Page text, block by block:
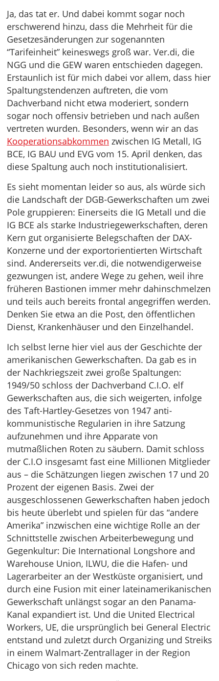
Ja, das tat er. Und dabei kommt sogar noch
erschwerend hinzu, dass die Mehrheit für die
Gesetzesänderungen zur sogenannten
“Tarifeinheit” keineswegs groß war. Ver.di, die
NGG und die GEW waren entschieden dagegen.
Erstaunlich ist für mich dabei vor allem, dass hier
Spaltungstendenzen auftreten, die vom
Dachverband nicht etwa moderiert, sondern
sogar noch offensiv betrieben und nach außen
vertreten wurden. Besonders, wenn wir an das
Kooperationsabkommen zwischen IG Metall, IG
BCE, IG BAU und EVG vom 15. April denken, das
diese Spaltung auch noch institutionalisiert.
Es sieht momentan leider so aus, als würde sich
die Landschaft der DGB-Gewerkschaften um zwei
Pole gruppieren: Einerseits die IG Metall und die
IG BCE als starke Industriegewerkschaften, deren
Kern gut organisierte Belegschaften der DAX-
Konzerne und der exportorientierten Wirtschaft
sind. Andererseits ver.di, die notwendigerweise
gezwungen ist, andere Wege zu gehen, weil ihre
früheren Bastionen immer mehr dahinschmelzen
und teils auch bereits frontal angegriffen werden.
Denken Sie etwa an die Post, den öffentlichen
Dienst, Krankenhäuser und den Einzelhandel.
Ich selbst lerne hier viel aus der Geschichte der
amerikanischen Gewerkschaften. Da gab es in
der Nachkriegszeit zwei große Spaltungen:
1949/50 schloss der Dachverband C.I.O. elf
Gewerkschaften aus, die sich weigerten, infolge
des Taft-Hartley-Gesetzes von 1947 anti-
kommunistische Regularien in ihre Satzung
aufzunehmen und ihre Apparate von
mutmaßlichen Roten zu säubern. Damit schloss
der C.I.O insgesamt fast eine Millionen Mitglieder
aus – die Schätzungen liegen zwischen 17 und 20
Prozent der eigenen Basis. Zwei der
ausgeschlossenen Gewerkschaften haben jedoch
bis heute überlebt und spielen für das “andere
Amerika” inzwischen eine wichtige Rolle an der
Schnittstelle zwischen Arbeiterbewegung und
Gegenkultur: Die International Longshore and
Warehouse Union, ILWU, die die Hafen- und
Lagerarbeiter an der Westküste organisiert, und
durch eine Fusion mit einer lateinamerikanischen
Gewerkschaft unlängst sogar an den Panama-
Kanal expandiert ist. Und die United Electrical
Workers, UE, die ursprünglich bei General Electric
entstand und zuletzt durch Organizing und Streiks
in einem Walmart-Zentrallager in der Region
Chicago von sich reden machte.